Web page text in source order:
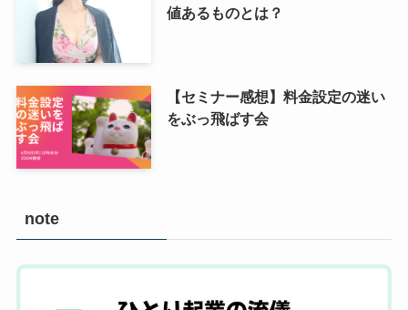
値あるものとは？
【セミナー感想】料金設定の迷い
をぶっ飛ばす会
note